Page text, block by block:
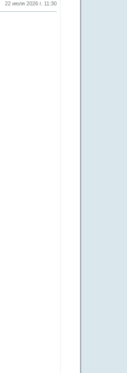
22 июля 2026 г. 11:30